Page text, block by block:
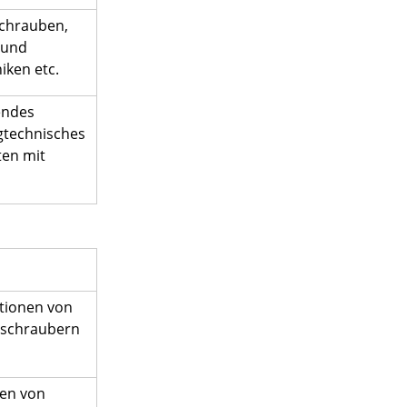
etc.
mit
von
von